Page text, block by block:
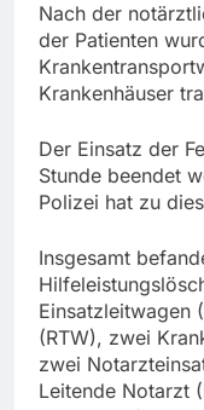
Nach der
der Patienten
Krankenhäuser
Der Einsatz der
Stunde beendet
Polizei hat zu
Insgesamt
Einsatzleitwagen
(RTW), zwei
zwei
Leitende Notarzt